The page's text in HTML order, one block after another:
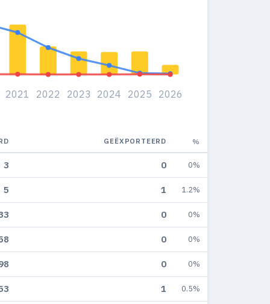
2021 2022 2023 2024 2025 2026
GEËXPORTEERD %
3 0 0%
5 1 1.2%
0 0%
0 0%
0 0%
1 0.5%